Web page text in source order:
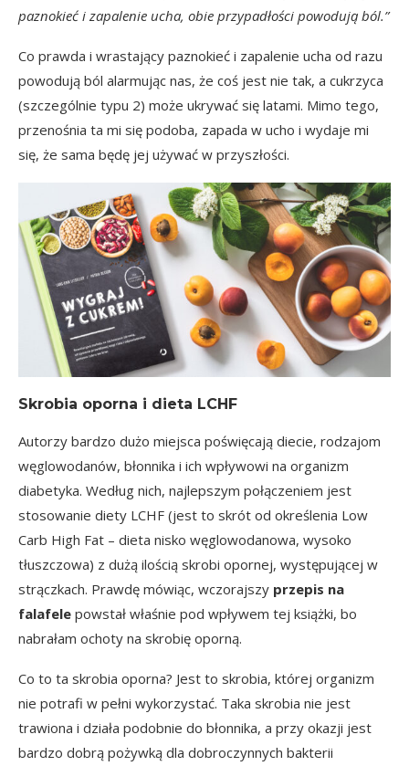
paznokieć i zapalenie ucha, obie przypadłości powodują ból.”
Co prawda i wrastający paznokieć i zapalenie ucha od razu
powodują ból alarmując nas, że coś jest nie tak, a cukrzyca
(szczególnie typu 2) może ukrywać się latami. Mimo tego,
przenośnia ta mi się podoba, zapada w ucho i wydaje mi
się, że sama będę jej używać w przyszłości.
Skrobia oporna i dieta LCHF
Autorzy bardzo dużo miejsca poświęcają diecie, rodzajom
węglowodanów, błonnika i ich wpływowi na organizm
diabetyka. Według nich, najlepszym połączeniem jest
stosowanie diety LCHF (jest to skrót od określenia Low
Carb High Fat – dieta nisko węglowodanowa, wysoko
tłuszczowa) z dużą ilością skrobi opornej, występującej w
strączkach. Prawdę mówiąc, wczorajszy przepis na
falafele powstał właśnie pod wpływem tej książki, bo
nabrałam ochoty na skrobię oporną.
Co to ta skrobia oporna? Jest to skrobia, której organizm
nie potrafi w pełni wykorzystać. Taka skrobia nie jest
trawiona i działa podobnie do błonnika, a przy okazji jest
bardzo dobrą pożywką dla dobroczynnych bakterii